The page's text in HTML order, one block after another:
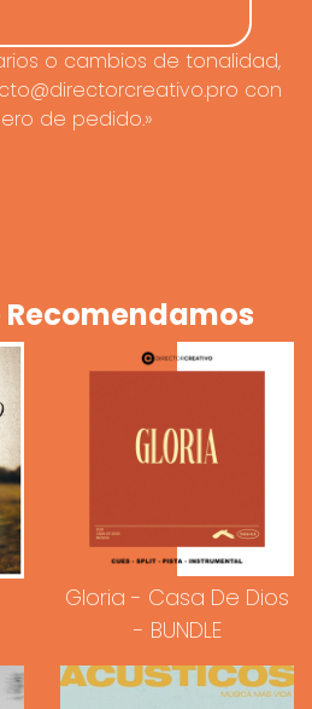
o cambios de tonalidad,
con
de pedido.»
Gloria - Casa De Dios
- BUNDLE